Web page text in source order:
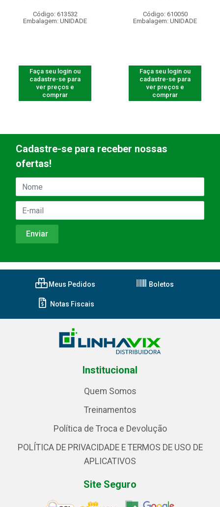
Código: 613532
Embalagem: UNIDADE
Faça seu login ou
cadastre-se para
ver preços e
comprar
Código: 610050
Embalagem: UNIDADE
Faça seu login ou
cadastre-se para
ver preços e
comprar
Cadastre-se para receber nossas
ofertas!
Meus Pedidos Boletos
Notas Fiscais
Institucional
Quem Somos
Treinamentos
Política de Troca e Devolução
POLÍTICA DE PRIVACIDADE E TERMOS DE USO DE
APLICATIVOS
Site Seguro